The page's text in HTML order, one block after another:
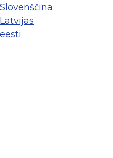
Slovenščina
Latvijas
eesti